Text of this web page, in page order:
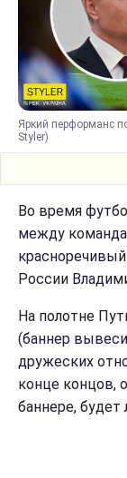
Яркий перформанс
Styler)
Во время
между
России
На полотне
(баннер
дружеских
конце концов,
баннере,